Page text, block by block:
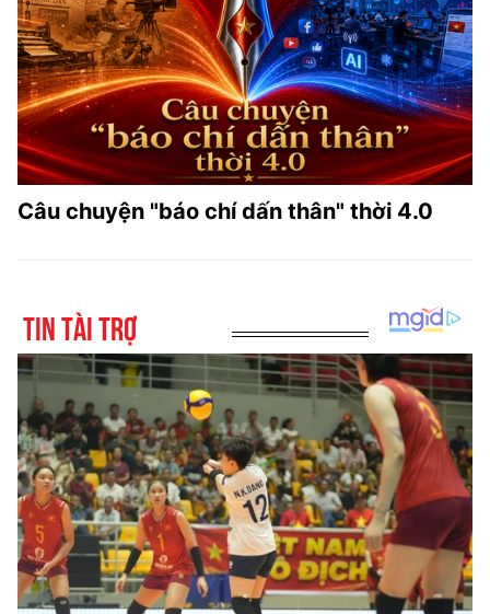
Câu chuyện "báo chí dấn thân" thời 4.0